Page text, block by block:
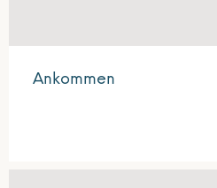
Ankommen